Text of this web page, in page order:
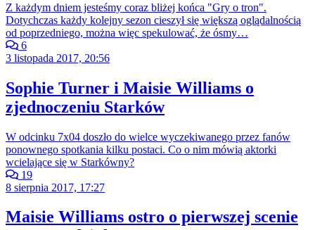
Z każdym dniem jesteśmy coraz bliżej końca "Gry o tron".
Dotychczas każdy kolejny sezon cieszył się większą oglądalnością
od poprzedniego, można więc spekulować, że ósmy…
6
3 listopada 2017, 20:56
Sophie Turner i Maisie Williams o
zjednoczeniu Starków
W odcinku 7x04 doszło do wielce wyczekiwanego przez fanów
ponownego spotkania kilku postaci. Co o nim mówią aktorki
wcielające się w Starkówny?
19
8 sierpnia 2017, 17:27
Maisie Williams ostro o pierwszej scenie